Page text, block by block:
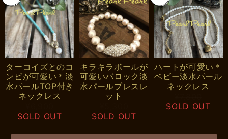
ターコイズとのコ
ンビが可愛い＊淡
水パールTOP付き
ネックレス
SOLD OUT
キラキラボールが
可愛いバロック淡
水パールブレスレ
ット
SOLD OUT
ハートが可愛い＊
ベビー淡水パール
ネックレス
SOLD OUT